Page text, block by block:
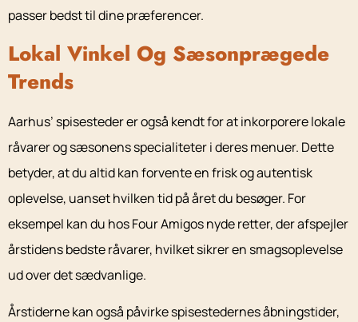
passer bedst til dine præferencer.
Lokal Vinkel Og Sæsonprægede
Trends
Aarhus’ spisesteder er også kendt for at inkorporere lokale
råvarer og sæsonens specialiteter i deres menuer. Dette
betyder, at du altid kan forvente en frisk og autentisk
oplevelse, uanset hvilken tid på året du besøger. For
eksempel kan du hos Four Amigos nyde retter, der afspejler
årstidens bedste råvarer, hvilket sikrer en smagsoplevelse
ud over det sædvanlige.
Årstiderne kan også påvirke spisestedernes åbningstider,